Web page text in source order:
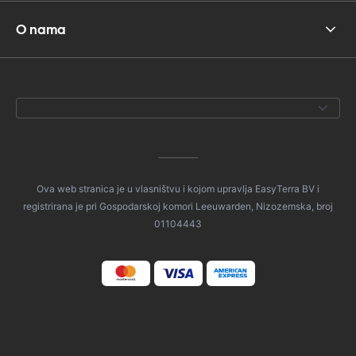
O nama
Ova web stranica je u vlasništvu i kojom upravlja EasyTerra BV i
registrirana je pri Gospodarskoj komori Leeuwarden, Nizozemska, broj
01104443